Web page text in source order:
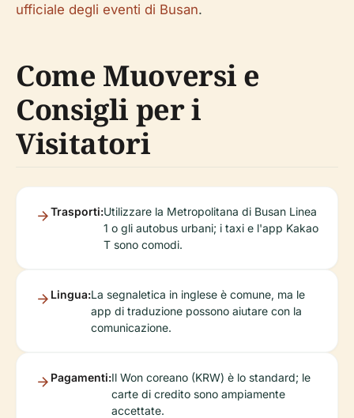
ufficiale degli eventi di Busan.
Come Muoversi e
Consigli per i
Visitatori
Trasporti:Utilizzare la Metropolitana di Busan Linea
1 o gli autobus urbani; i taxi e l'app Kakao
T sono comodi.
Lingua:La segnaletica in inglese è comune, ma le
app di traduzione possono aiutare con la
comunicazione.
Pagamenti:Il Won coreano (KRW) è lo standard; le
carte di credito sono ampiamente
accettate.